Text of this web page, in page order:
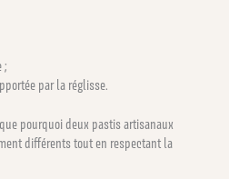
;
par la réglisse.
pourquoi deux pastis artisanaux
différents tout en respectant la